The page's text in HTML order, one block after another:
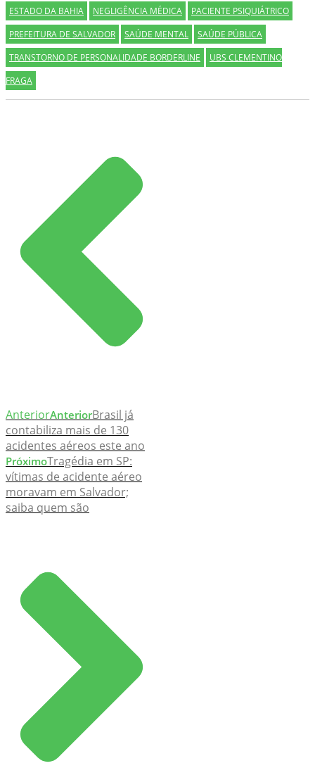
ESTADO DA BAHIA NEGLIGÊNCIA MÉDICA
PACIENTE PSIQUIÁTRICO
PREFEITURA DE SALVADOR
SAÚDE MENTAL
SAÚDE PÚBLICA
TRANSTORNO DE PERSONALIDADE BORDERLINE
UBS CLEMENTINO
FRAGA
AnteriorAnteriorBrasil já
contabiliza mais de 130
acidentes aéreos este ano
PróximoTragédia em SP:
vítimas de acidente aéreo
moravam em Salvador;
saiba quem são